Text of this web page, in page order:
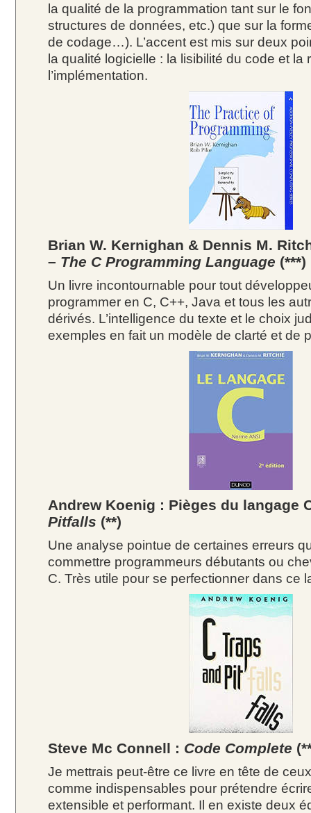
la qualité de la programmation tant sur le
structures de données, etc.) que sur la
de codage…). L’accent est mis sur deux
la qualité logicielle : la lisibilité du code et la
l’implémentation.
Brian W. Kernighan & Dennis M.
– The C Programming Language (***)
Un livre incontournable pour tout
programmer en C, C++, Java et tous les
dérivés. L’intelligence du texte et le choix
exemples en fait un modèle de clarté et de
Andrew Koenig : Pièges du langage
Pitfalls (**)
Une analyse pointue de certaines erreurs
commettre programmeurs débutants ou
C. Très utile pour se perfectionner dans ce
Steve Mc Connell : Code Complete
Je mettrais peut-être ce livre en tête de
comme indispensables pour prétendre
extensible et performant. Il en existe deux